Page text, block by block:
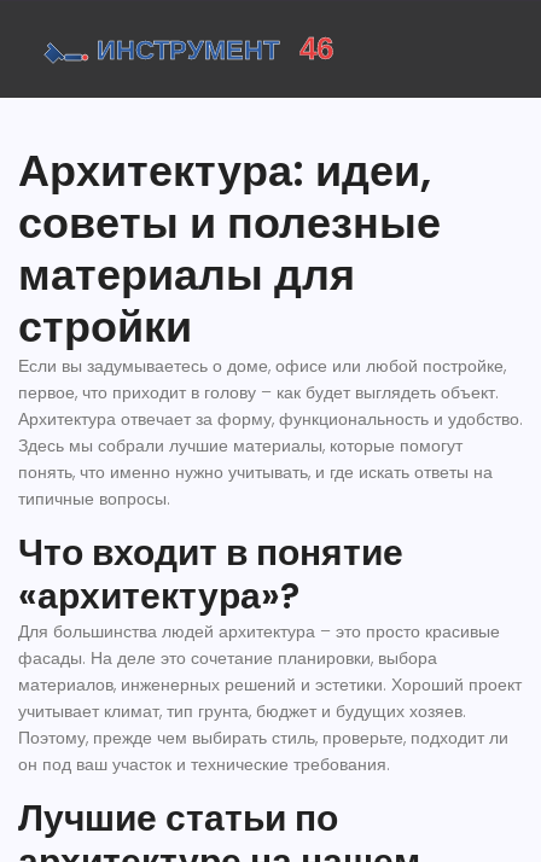
Архитектура: идеи,
советы и полезные
материалы для
стройки
Если вы задумываетесь о доме, офисе или любой постройке,
первое, что приходит в голову – как будет выглядеть объект.
Архитектура отвечает за форму, функциональность и удобство.
Здесь мы собрали лучшие материалы, которые помогут
понять, что именно нужно учитывать, и где искать ответы на
типичные вопросы.
Что входит в понятие
«архитектура»?
Для большинства людей архитектура – это просто красивые
фасады. На деле это сочетание планировки, выбора
материалов, инженерных решений и эстетики. Хороший проект
учитывает климат, тип грунта, бюджет и будущих хозяев.
Поэтому, прежде чем выбирать стиль, проверьте, подходит ли
он под ваш участок и технические требования.
Лучшие статьи по